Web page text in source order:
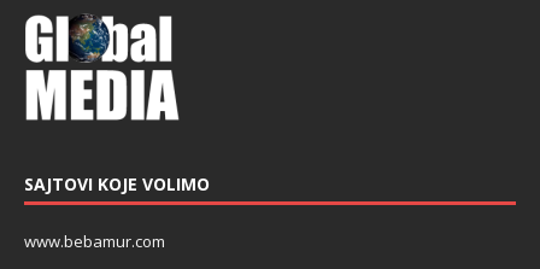
SAJTOVI KOJE VOLIMO
www.bebamur.com